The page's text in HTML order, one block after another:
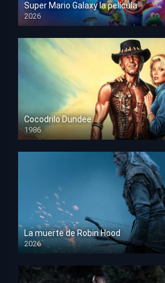
Super Mario Galaxy la película
2026
HD 1080p
Cocodrilo Dundee
1986
HD 1080p
La muerte de Robin Hood
2026
HD 1080p